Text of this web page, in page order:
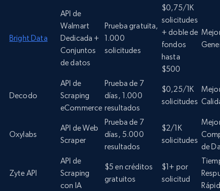
Bright Data
API de
Walmart
Dedicada +
Conjuntos
de datos
Prueba gratuita,
1.000
solicitudes
$0,75/1K
solicitudes
+ doble de
fondos
hasta
$500
Decodo
API de
Scraping
eCommerce
Prueba de 7
días, 1.000
resultados
$0,25/1K
solicitudes
Oxylabs
API de Web
Scraper
Prueba de 7
días, 5.000
resultados
$2/1K
solicitudes
de
Zyte API
API de
Scraping
con IA
$5 en créditos
gratuitos
$1+ por
solicitud